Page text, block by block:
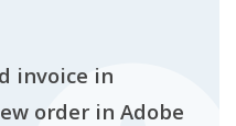
invoice in
order in Adobe